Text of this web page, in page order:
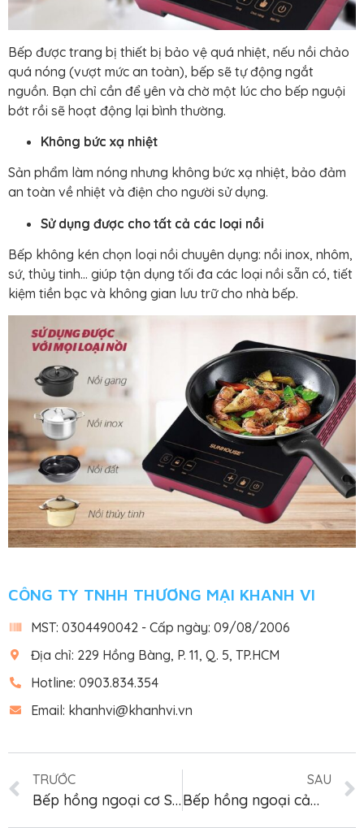
Bếp được trang bị thiết bị bảo vệ quá nhiệt, nếu nồi chảo
quá nóng (vượt mức an toàn), bếp sẽ tự động ngắt
nguồn. Bạn chỉ cần để yên và chờ một lúc cho bếp nguội
bớt rồi sẽ hoạt động lại bình thường.
Không bức xạ nhiệt
Sản phẩm làm nóng nhưng không bức xạ nhiệt, bảo đảm
an toàn về nhiệt và điện cho người sử dụng.
Sử dụng được cho tất cả các loại nồi
Bếp không kén chọn loại nồi chuyên dụng: nồi inox, nhôm,
sứ, thủy tinh… giúp tận dụng tối đa các loại nồi sẵn có, tiết
kiệm tiền bạc và không gian lưu trữ cho nhà bếp.
CÔNG TY TNHH THƯƠNG MẠI KHANH VI
MST: 0304490042 - Cấp ngày: 09/08/2006
Địa chỉ: 229 Hồng Bàng, P. 11, Q. 5, TP.HCM
Hotline: 0903.834.354
Email: khanhvi@khanhvi.vn
TRƯỚC
Bếp hồng ngoại cơ SUNHOUSE SHD6013KB
SAU
Bếp hồng ngoại cảm ứng SUNHOUSE SHD6015